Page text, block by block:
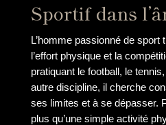
Sportif dans
L’homme passionné de sport
l’effort physique et la
pratiquant le football, le
autre discipline, il cherche
ses limites et à se dépasser.
plus qu’une simple activité